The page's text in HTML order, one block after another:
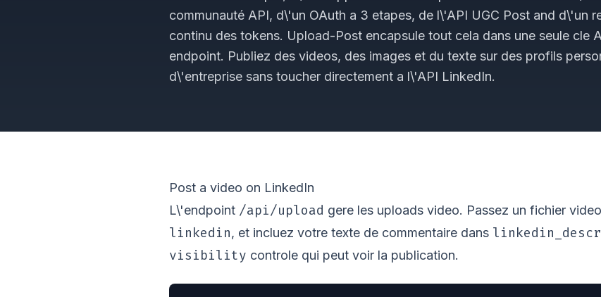
communauté API, d\'un OAuth a 3 etapes, de l\'API UGC Post and d\'un
continu des tokens. Upload-Post encapsule tout cela dans une seule cle
endpoint. Publiez des videos, des images et du texte sur des profils
d\'entreprise sans toucher directement a l\'API LinkedIn.
Post a video on LinkedIn
L\'endpoint /api/upload gere les uploads video. Passez un fichier
linkedin, et incluez votre texte de commentaire dans
visibility controle qui peut voir la publication.